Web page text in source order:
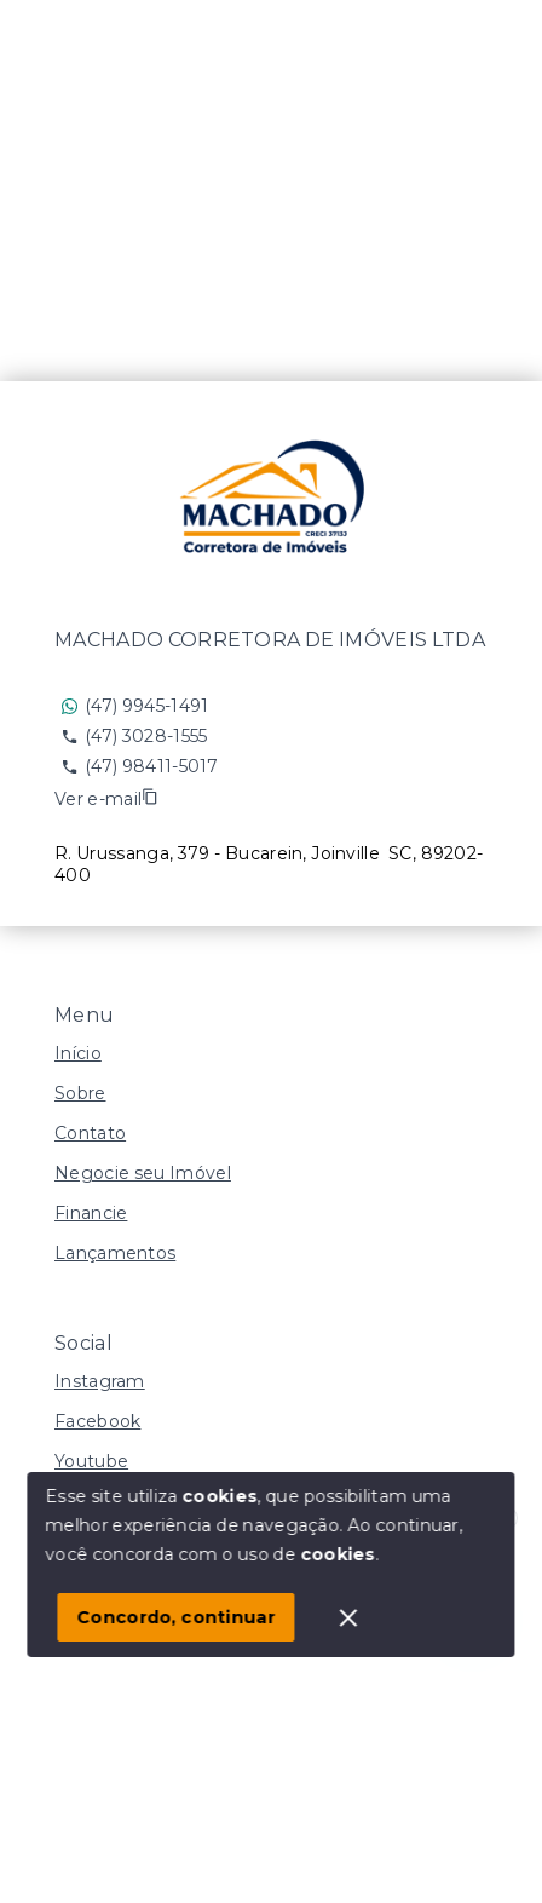
Olá! Estamos disponíveis para te ajudar.
Menu
Início
Sobre
Contato
Negocie seu Imóvel
Financie
Lançamentos
Social
Instagram
Facebook
Youtube
© Copyright 2026 - MACHADO CORRETORA DE
SITE PARA IMOBILIARIA
MACHADO CORRETORA DE IMÓVEIS LTDA
(47) 9945-1491
(47) 3028-1555
(47) 98411-5017
Ver e-mail
R. Urussanga, 379 - Bucarein, Joinville SC, 89202-
400
Esse site utiliza cookies, que possibilitam uma
melhor experiência de navegação.Ao continuar,
você concorda com o uso de cookies.
Concordo, continuar